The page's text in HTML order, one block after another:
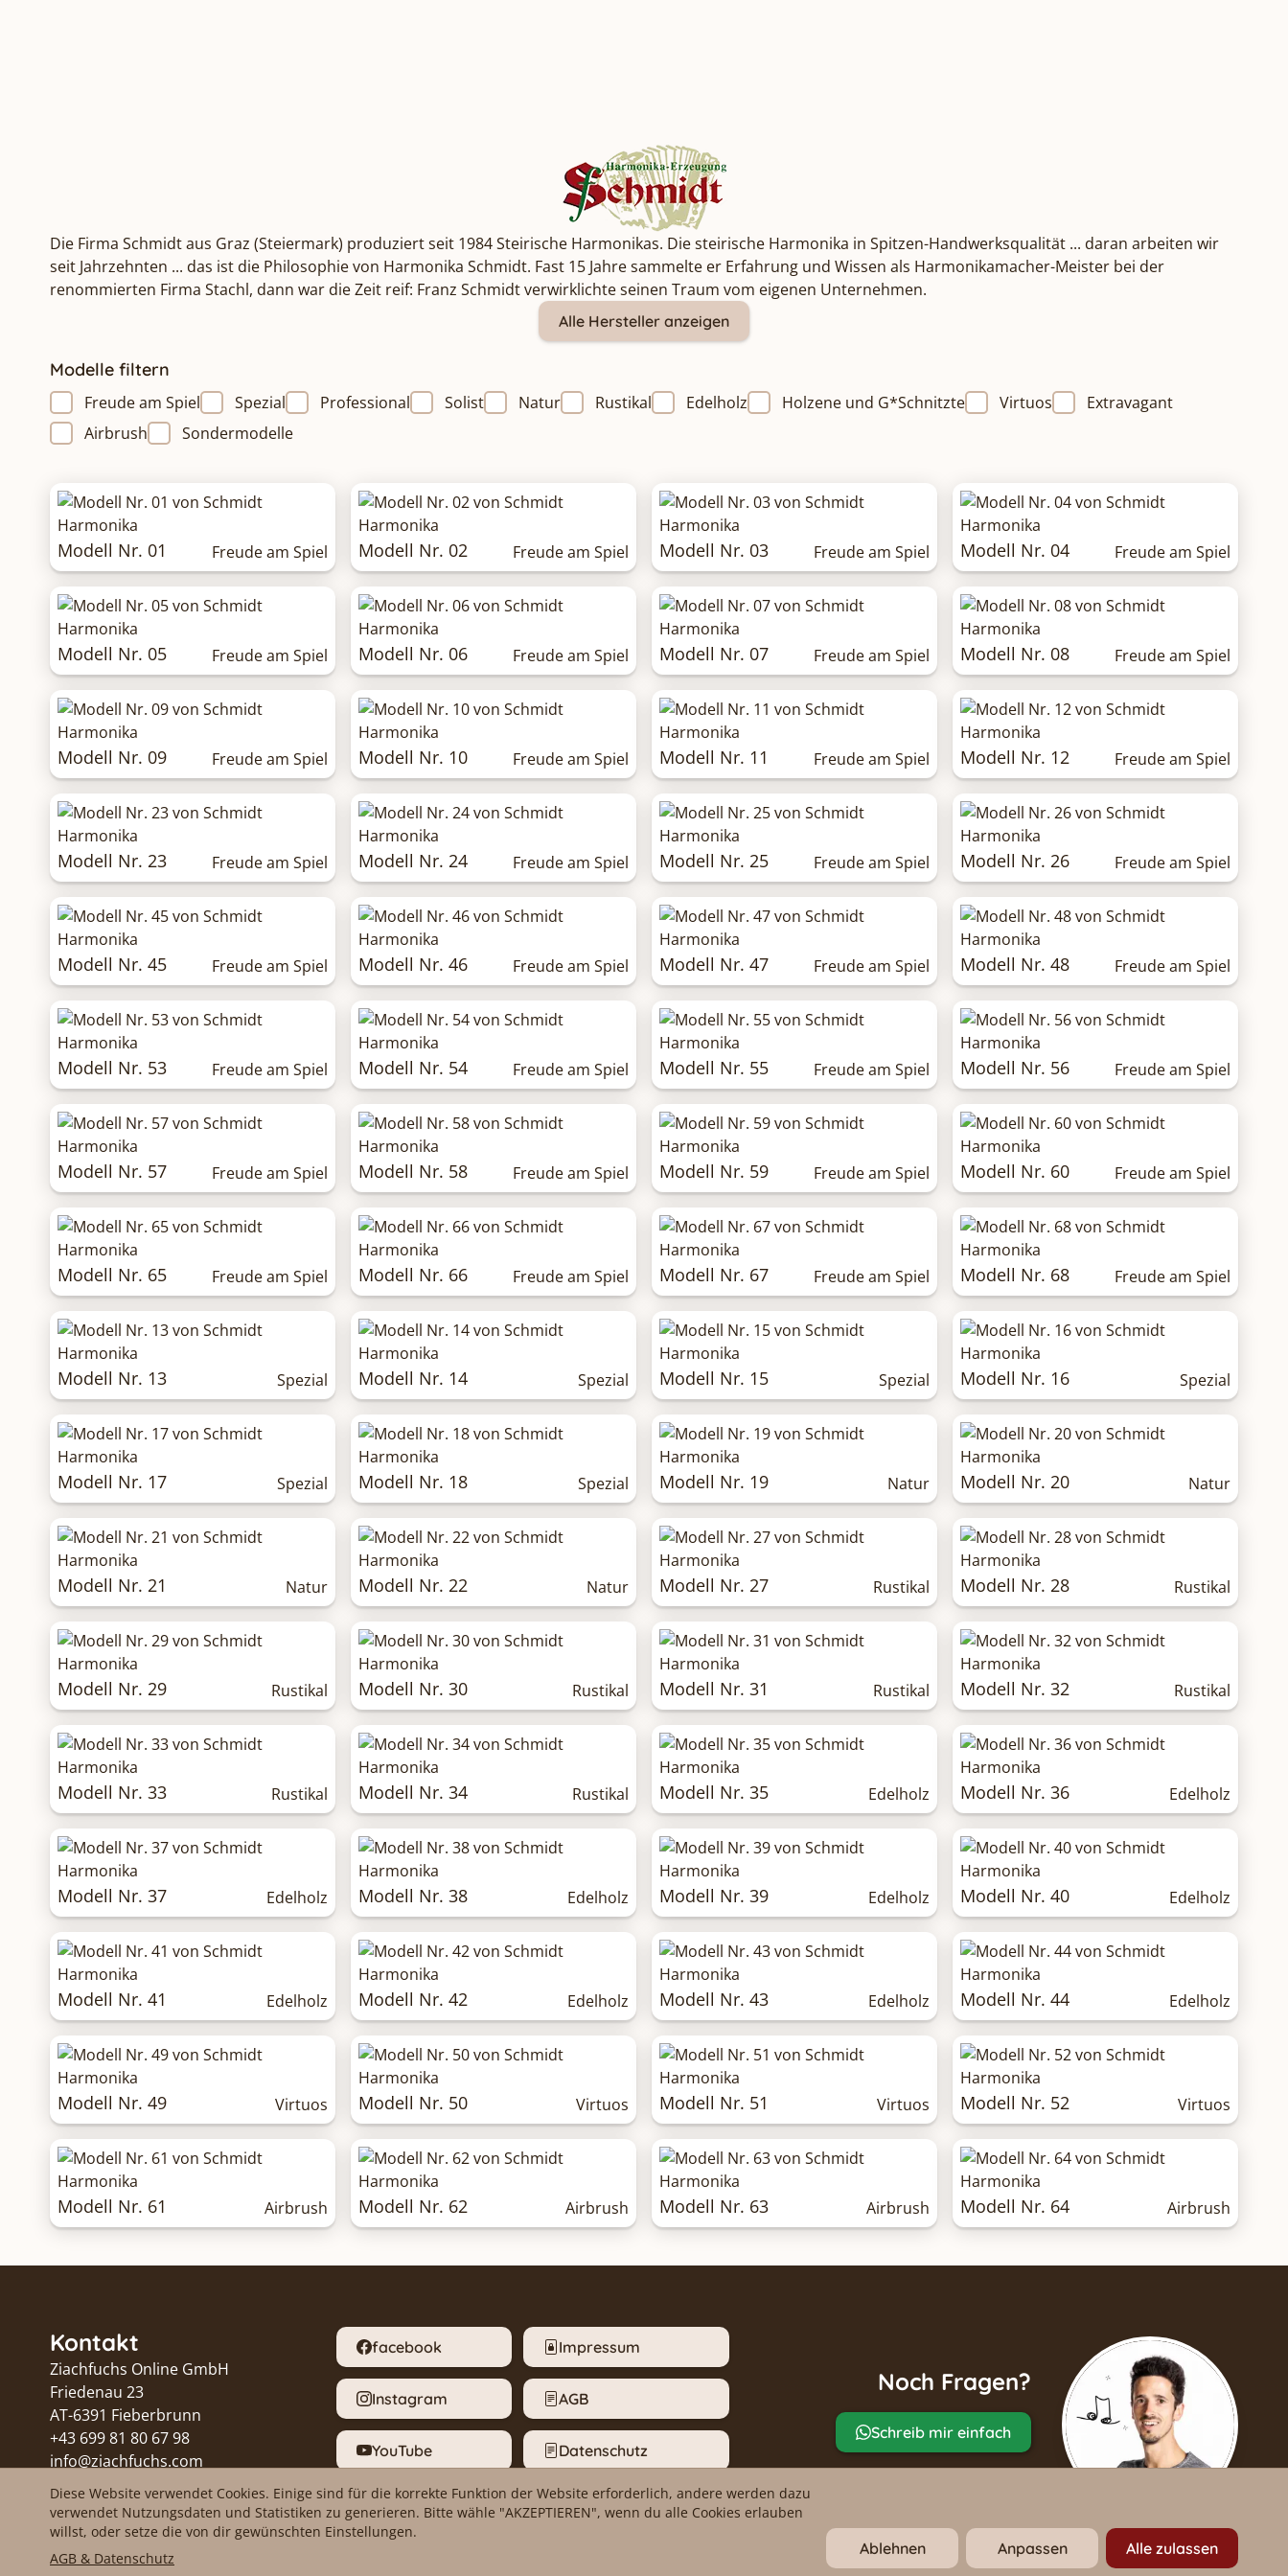
Die Firma Schmidt aus Graz (Steiermark) produziert seit 1984 Steirische Harmonikas. Die steirische Harmonika in Spitzen-Handwerksqualität ... daran arbeiten wir
seit Jahrzehnten ... das ist die Philosophie von Harmonika Schmidt. Fast 15 Jahre sammelte er Erfahrung und Wissen als Harmonikamacher-Meister bei der
renommierten Firma Stachl, dann war die Zeit reif: Franz Schmidt verwirklichte seinen Traum vom eigenen Unternehmen.
Alle Hersteller anzeigen
Modelle filtern
Freude am Spiel Spezial Professional Solist Natur Rustikal Edelholz Holzene und G*Schnitzte Virtuos
Extravagant
Airbrush
Sondermodelle
Modell Nr. 01 Freude am Spiel Modell Nr. 02 Freude am Spiel Modell Nr. 03 Freude am Spiel Modell Nr. 04 Freude am Spiel
Modell Nr. 05 Freude am Spiel Modell Nr. 06 Freude am Spiel Modell Nr. 07 Freude am Spiel Modell Nr. 08 Freude am Spiel
Modell Nr. 09 Freude am Spiel Modell Nr. 10 Freude am Spiel Modell Nr. 11 Freude am Spiel Modell Nr. 12 Freude am Spiel
Modell Nr. 23 Freude am Spiel Modell Nr. 24 Freude am Spiel Modell Nr. 25 Freude am Spiel Modell Nr. 26 Freude am Spiel
Modell Nr. 45 Freude am Spiel Modell Nr. 46 Freude am Spiel Modell Nr. 47 Freude am Spiel Modell Nr. 48 Freude am Spiel
Modell Nr. 53 Freude am Spiel Modell Nr. 54 Freude am Spiel Modell Nr. 55 Freude am Spiel Modell Nr. 56 Freude am Spiel
Modell Nr. 57 Freude am Spiel Modell Nr. 58 Freude am Spiel Modell Nr. 59 Freude am Spiel Modell Nr. 60 Freude am Spiel
Modell Nr. 65 Freude am Spiel Modell Nr. 66 Freude am Spiel Modell Nr. 67 Freude am Spiel Modell Nr. 68 Freude am Spiel
Modell Nr. 13 Spezial Modell Nr. 14 Spezial Modell Nr. 15 Spezial Modell Nr. 16 Spezial
Modell Nr. 17 Spezial Modell Nr. 18 Spezial Modell Nr. 19 Natur Modell Nr. 20 Natur
Modell Nr. 21 Natur Modell Nr. 22 Natur Modell Nr. 27 Rustikal Modell Nr. 28 Rustikal
Modell Nr. 29 Rustikal Modell Nr. 30 Rustikal Modell Nr. 31 Rustikal Modell Nr. 32 Rustikal
Modell Nr. 33 Rustikal Modell Nr. 34 Rustikal Modell Nr. 35 Edelholz Modell Nr. 36 Edelholz
Modell Nr. 37 Edelholz Modell Nr. 38 Edelholz Modell Nr. 39 Edelholz Modell Nr. 40 Edelholz
Modell Nr. 41 Edelholz Modell Nr. 42 Edelholz Modell Nr. 43 Edelholz Modell Nr. 44 Edelholz
Modell Nr. 49 Virtuos Modell Nr. 50 Virtuos Modell Nr. 51 Virtuos Modell Nr. 52 Virtuos
Modell Nr. 61 Airbrush Modell Nr. 62 Airbrush Modell Nr. 63 Airbrush Modell Nr. 64 Airbrush
Kontakt
Ziachfuchs Online GmbH
Friedenau 23
AT-6391 Fieberbrunn
+43 699 81 80 67 98
info@ziachfuchs.com
UID ATU79433917
facebook Impressum
Instagram AGB
YouTube Datenschutz
Problem melden Cookie-Einstellungen
Noch Fragen?
Schreib mir einfach
Diese Website verwendet Cookies. Einige sind für die korrekte Funktion der Website erforderlich, andere werden dazu
verwendet Nutzungsdaten und Statistiken zu generieren. Bitte wähle "AKZEPTIEREN", wenn du alle Cookies erlauben
willst, oder setze die von dir gewünschten Einstellungen.
AGB & Datenschutz
Ablehnen Anpassen Alle zulassen